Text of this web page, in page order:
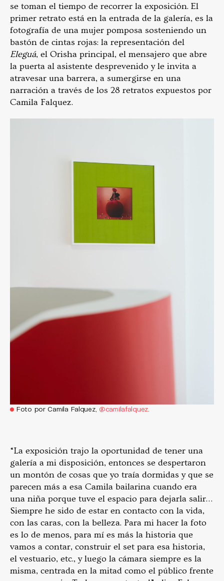
se toman el tiempo de recorrer la exposición. El
primer retrato está en la entrada de la galería, es la
fotografía de una mujer pomposa sosteniendo un
bastón de cintas rojas: la representación del
Eleguá, el Orisha principal, el mensajero que abre
la puerta al asistente desprevenido y le invita a
atravesar una barrera, a sumergirse en una
narración a través de los 28 retratos expuestos por
Camila Falquez.
Foto por Camila Falquez, @camilafalquez
“La exposición trajo la oportunidad de tener una
galería a mi disposición, entonces se despertaron
un montón de cosas que yo traía dormidas y que se
parecen más a esa Camila bailarina cuando era
una niña porque tuve el espacio para dejarla salir…
Siempre he sido de estar en contacto con la vida,
con las caras, con la belleza. Para mi hacer la foto
es lo de menos, para mí es más la historia que
vamos a contar, construir el set para esa historia,
el vestuario, etc., y luego la cámara siempre es la
misma, centrada en la mitad como el público frente